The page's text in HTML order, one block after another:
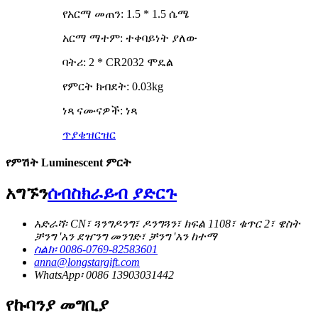
የአርማ መጠን: 1.5 * 1.5 ሴሜ
አርማ ማተም: ተቀባይነት ያለው
ባትሪ: 2 * CR2032 ሞዴል
የምርት ክብደት: 0.03kg
ነጻ ናሙናዎች: ነጻ
ጥያቄዝርዝር
የምሽት Luminescent ምርት
አግኙንሰብስክራይብ ያድርጉ
አድራሻ፡ CN፣ ጓንግዶንግ፣ ዶንግጓን፣ ክፍል 1108፣ ቁጥር 2፣ ዌስት
ቻንግ 'አን ደዠንግ መንገድ፣ ቻንግ 'አን ከተማ
ስልክ፡ 0086-0769-82583601
anna@longstargift.com
WhatsApp፡ 0086 13903031442
የኩባንያ መግቢያ